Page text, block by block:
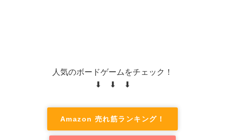
人気のボードゲームをチェック！
⬇ ⬇ ⬇
Amazon 売れ筋ランキング！